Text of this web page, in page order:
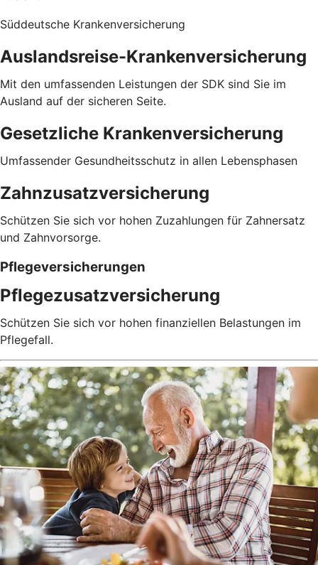
Süddeutsche Krankenversicherung
Auslandsreise-Krankenversicherung
Mit den umfassenden Leistungen der SDK sind Sie im
Ausland auf der sicheren Seite.
Gesetzliche Krankenversicherung
Umfassender Gesundheitsschutz in allen Lebensphasen
Zahnzusatzversicherung
Schützen Sie sich vor hohen Zuzahlungen für Zahnersatz
und Zahnvorsorge.
Pflegeversicherungen
Pflegezusatz­versicherung
Schützen Sie sich vor hohen finanziellen Belastungen im
Pflegefall.